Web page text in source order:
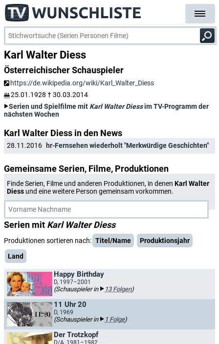
Karl Walter Diess
Österreichischer Schauspieler
https://de.wikipedia.org/wiki/Karl_Walter_Diess
25.01.1928 † 30.03.2014
Serien und Spielfilme mit Karl Walter Diessim TV-Programm der
nächsten Wochen
Karl Walter Diess in den News
28.11.2016 hr-Fernsehen wiederholt "Merkwürdige Geschichten"
Gemeinsame Serien, Filme, Produktionen
Finde Serien, Filme und anderen Produktionen, in denen Karl Walter
Diess und eine weitere Person gemeinsam vorkommen.
Serien mit Karl Walter Diess
Produktionen sortieren nach: Titel/Name
Produktionsjahr
Land
Happy Birthday
D, 1997–2001
(Schauspieler in 13 Folgen)
11 Uhr 20
D, 1969
(Schauspieler in 1 Folge)
Der Trotzkopf
D/A, 1981–1982